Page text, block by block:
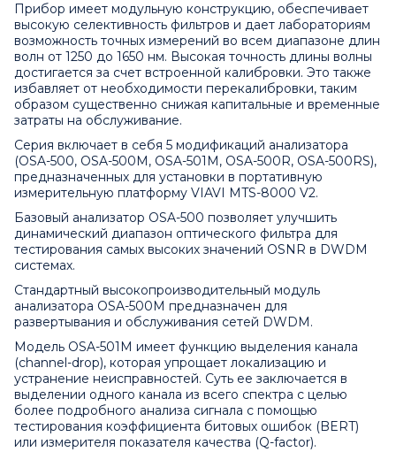
Прибор имеет модульную конструкцию, обеспечивает
высокую селективность фильтров и дает лабораториям
возможность точных измерений во всем диапазоне длин
волн от 1250 до 1650 нм. Высокая точность длины волны
достигается за счет встроенной калибровки. Это также
избавляет от необходимости перекалибровки, таким
образом существенно снижая капитальные и временные
затраты на обслуживание.
Серия включает в себя 5 модификаций анализатора
(OSA-500, OSA-500M, OSA-501M, OSA-500R, OSA-500RS),
предназначенных для установки в портативную
измерительную платформу VIAVI MTS-8000 V2.
Базовый анализатор OSA-500 позволяет улучшить
динамический диапазон оптического фильтра для
тестирования самых высоких значений OSNR в DWDM
системах.
Стандартный высокопроизводительный модуль
анализатора OSA-500M предназначен для
развертывания и обслуживания сетей DWDM.
Модель OSA-501M имеет функцию выделения канала
(channel-drop), которая упрощает локализацию и
устранение неисправностей. Суть ее заключается в
выделении одного канала из всего спектра с целью
более подробного анализа сигнала с помощью
тестирования коэффициента битовых ошибок (BERT)
или измерителя показателя качества (Q-factor).